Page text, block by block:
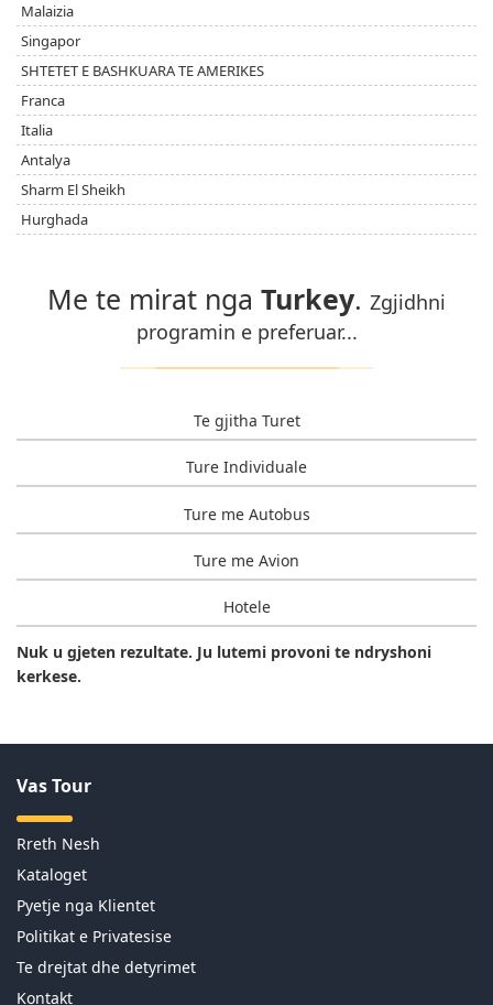
Malaizia
Singapor
SHTETET E BASHKUARA TE AMERIKES
Franca
Italia
Antalya
Sharm El Sheikh
Hurghada
Me te mirat nga Turkey. Zgjidhni
programin e preferuar...
Te gjitha Turet
Ture Individuale
Ture me Autobus
Ture me Avion
Hotele
Nuk u gjeten rezultate. Ju lutemi provoni te ndryshoni
kerkese.
Vas Tour
Rreth Nesh
Kataloget
Pyetje nga Klientet
Politikat e Privatesise
Te drejtat dhe detyrimet
Kontakt